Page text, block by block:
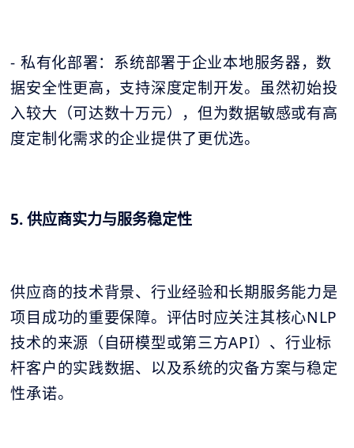
- 私有化部署：系统部署于企业本地服务器，数
据安全性更高，支持深度定制开发。虽然初始投
入较大（可达数十万元），但为数据敏感或有高
度定制化需求的企业提供了更优选。
5. 供应商实力与服务稳定性
供应商的技术背景、行业经验和长期服务能力是
项目成功的重要保障。评估时应关注其核心NLP
技术的来源（自研模型或第三方API）、行业标
杆客户的实践数据、以及系统的灾备方案与稳定
性承诺。